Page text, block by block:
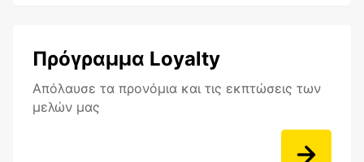
Πρόγραμμα Loyalty
Aπόλαυσε τα προνόμια και τις εκπτώσεις των
μελών μας